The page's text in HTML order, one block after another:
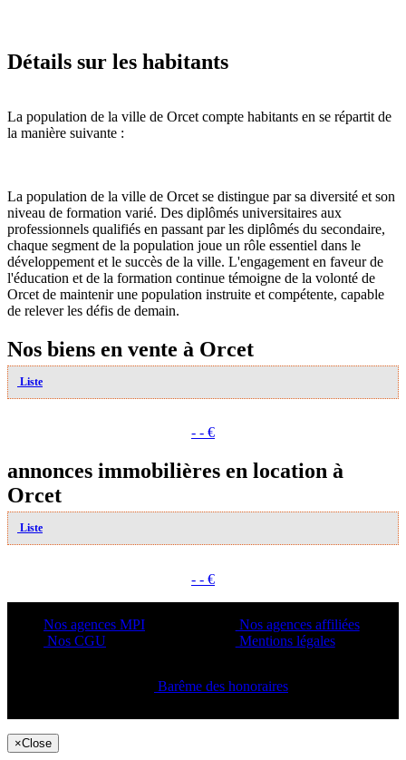
Détails sur les habitants
La population de la ville de Orcet compte habitants en se répartit de
la manière suivante :
La population de la ville de Orcet se distingue par sa diversité et son
niveau de formation varié. Des diplômés universitaires aux
professionnels qualifiés en passant par les diplômés du secondaire,
chaque segment de la population joue un rôle essentiel dans le
développement et le succès de la ville. L'engagement en faveur de
l'éducation et de la formation continue témoigne de la volonté de
Orcet de maintenir une population instruite et compétente, capable
de relever les défis de demain.
Nos biens en vente à Orcet
Liste
- - €
annonces immobilières en location à
Orcet
Liste
- - €
Nos agences MPI
Nos CGU
Nos agences affiliées
Mentions légales
Barême des honoraires
×Close